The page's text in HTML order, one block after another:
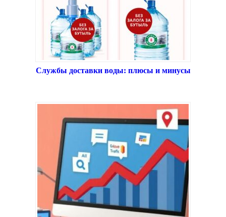
Службы доставки воды: плюсы и минусы